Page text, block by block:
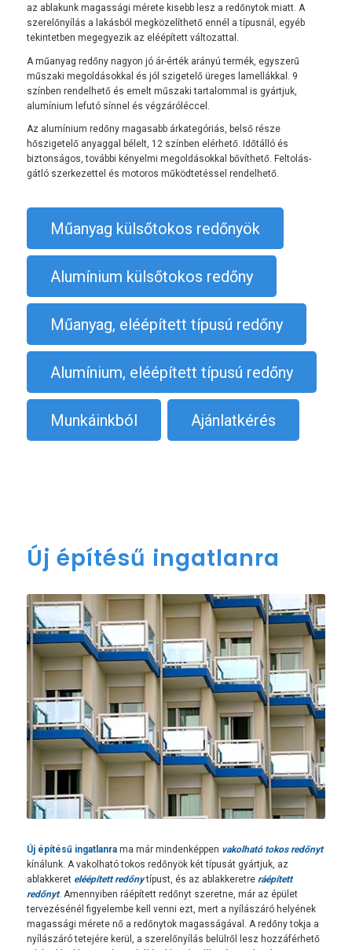
az ablakunk magassági mérete kisebb lesz a redőnytok miatt. A
szerelőnyílás a lakásból megközelíthető ennél a típusnál, egyéb
tekintetben megegyezik az eléépített változattal.
A műanyag redőny nagyon jó ár-érték arányú termék, egyszerű
műszaki megoldásokkal és jól szigetelő üreges lamellákkal. 9
színben rendelhető és emelt műszaki tartalommal is gyártjuk,
alumínium lefutó sínnel és végzáróléccel.
Az alumínium redőny magasabb árkategóriás, belső része
hőszigetelő anyaggal bélelt, 12 színben elérhető. Időtálló és
biztonságos, további kényelmi megoldásokkal bővíthető. Feltolás-
gátló szerkezettel és motoros működtetéssel rendelhető.
Műanyag külsőtokos redőnyök
Alumínium külsőtokos redőny
Műanyag, eléépített típusú redőny
Alumínium, eléépített típusú redőny
Munkáinkból Ajánlatkérés
Új építésű ingatlanra
Új építésű ingatlanrama már mindenképpen vakolható tokos redőnyt
kínálunk. A vakolható tokos redőnyök két típusát gyártjuk, az
ablakkeret eléépített redőnytípust, és az ablakkeretre ráépített
redőnyt. Amennyiben ráépített redőnyt szeretne, már az épület
tervezésénél figyelembe kell venni ezt, mert a nyílászáró helyének
magassági mérete nő a redőnytok magasságával. A redőny tokja a
nyílászáró tetejére kerül, a szerelőnyílás belülről lesz hozzáférhető